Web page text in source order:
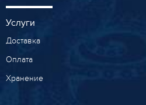
Услуги
Доставка
Оплата
Хранение